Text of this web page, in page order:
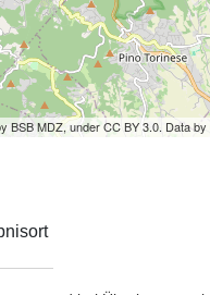
BSB MDZ, under CC BY 3.0. Data